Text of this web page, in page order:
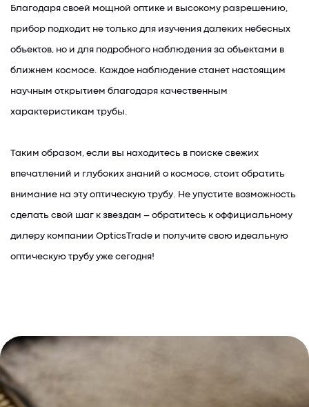
Благодаря своей мощной оптике и высокому разрешению,
прибор подходит не только для изучения далеких небесных
объектов, но и для подробного наблюдения за объектами в
ближнем космосе. Каждое наблюдение станет настоящим
научным открытием благодаря качественным
характеристикам трубы.
Таким образом, если вы находитесь в поиске свежих
впечатлений и глубоких знаний о космосе, стоит обратить
внимание на эту оптическую трубу. Не упустите возможность
сделать свой шаг к звездам – обратитесь к оффициальному
дилеру компании OpticsTrade и получите свою идеальную
оптическую трубу уже сегодня!